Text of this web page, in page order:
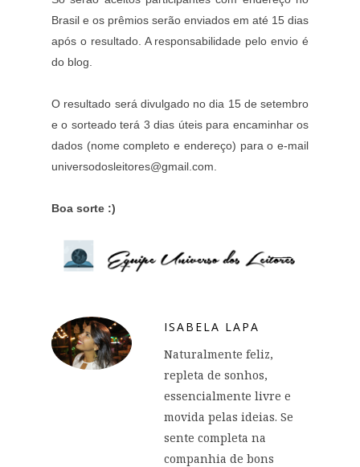
Brasil e os prêmios serão enviados em até 15 dias
após o resultado. A responsabilidade pelo envio é
do blog.
O resultado será divulgado no dia 15 de setembro
e o sorteado terá 3 dias úteis para encaminhar os
dados (nome completo e endereço) para o e-mail
universodosleitores@gmail.com
Boa sorte :)
ISABELA LAPA
Naturalmente feliz,
repleta de sonhos,
essencialmente livre e
movida pelas ideias. Se
sente completa na
companhia de bons